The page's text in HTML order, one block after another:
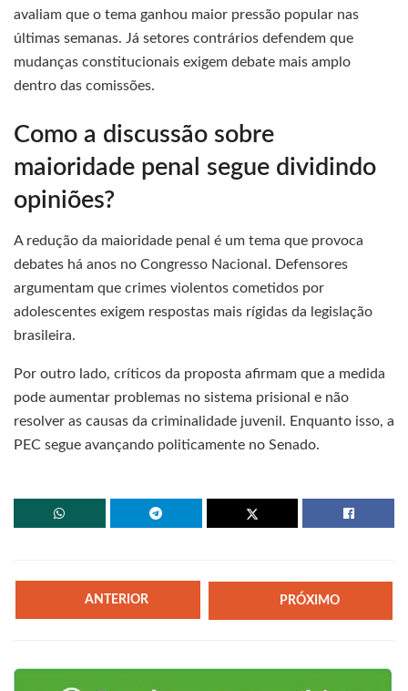
avaliam que o tema ganhou maior pressão popular nas
últimas semanas. Já setores contrários defendem que
mudanças constitucionais exigem debate mais amplo
dentro das comissões.
Como a discussão sobre
maioridade penal segue dividindo
opiniões?
A redução da maioridade penal é um tema que provoca
debates há anos no Congresso Nacional. Defensores
argumentam que crimes violentos cometidos por
adolescentes exigem respostas mais rígidas da legislação
brasileira.
Por outro lado, críticos da proposta afirmam que a medida
pode aumentar problemas no sistema prisional e não
resolver as causas da criminalidade juvenil. Enquanto isso, a
PEC segue avançando politicamente no Senado.
ANTERIOR PRÓXIMO